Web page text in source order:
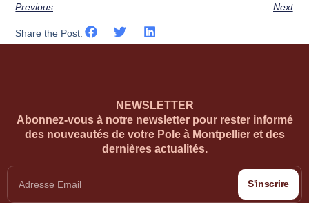
Previous Next
Share the Post:
NEWSLETTER
Abonnez-vous à notre newsletter pour rester informé
des nouveautés de votre Pole à Montpellier et des
dernières actualités.
S'inscrire